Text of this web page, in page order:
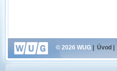
© 2026 WUG Úvod